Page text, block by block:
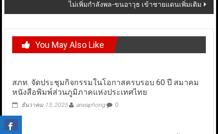
ไม่เพิ่มกำลังพล-ขนอาวุธ เข้าชายแดนเพิ่มเติม
You May Also Like
สภท. จัดประชุมกิจกรรมในโอกาสครบรอบ 60 ปี สมาคม
หนังสือพิมพ์ส่วนภูมิภาคแห่งประเทศไทย
ธันวาคม 13, 2025 aneaphong 0